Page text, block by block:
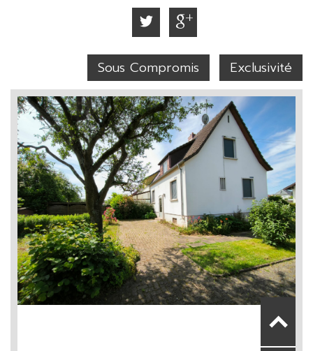
Sous Compromis Exclusivité